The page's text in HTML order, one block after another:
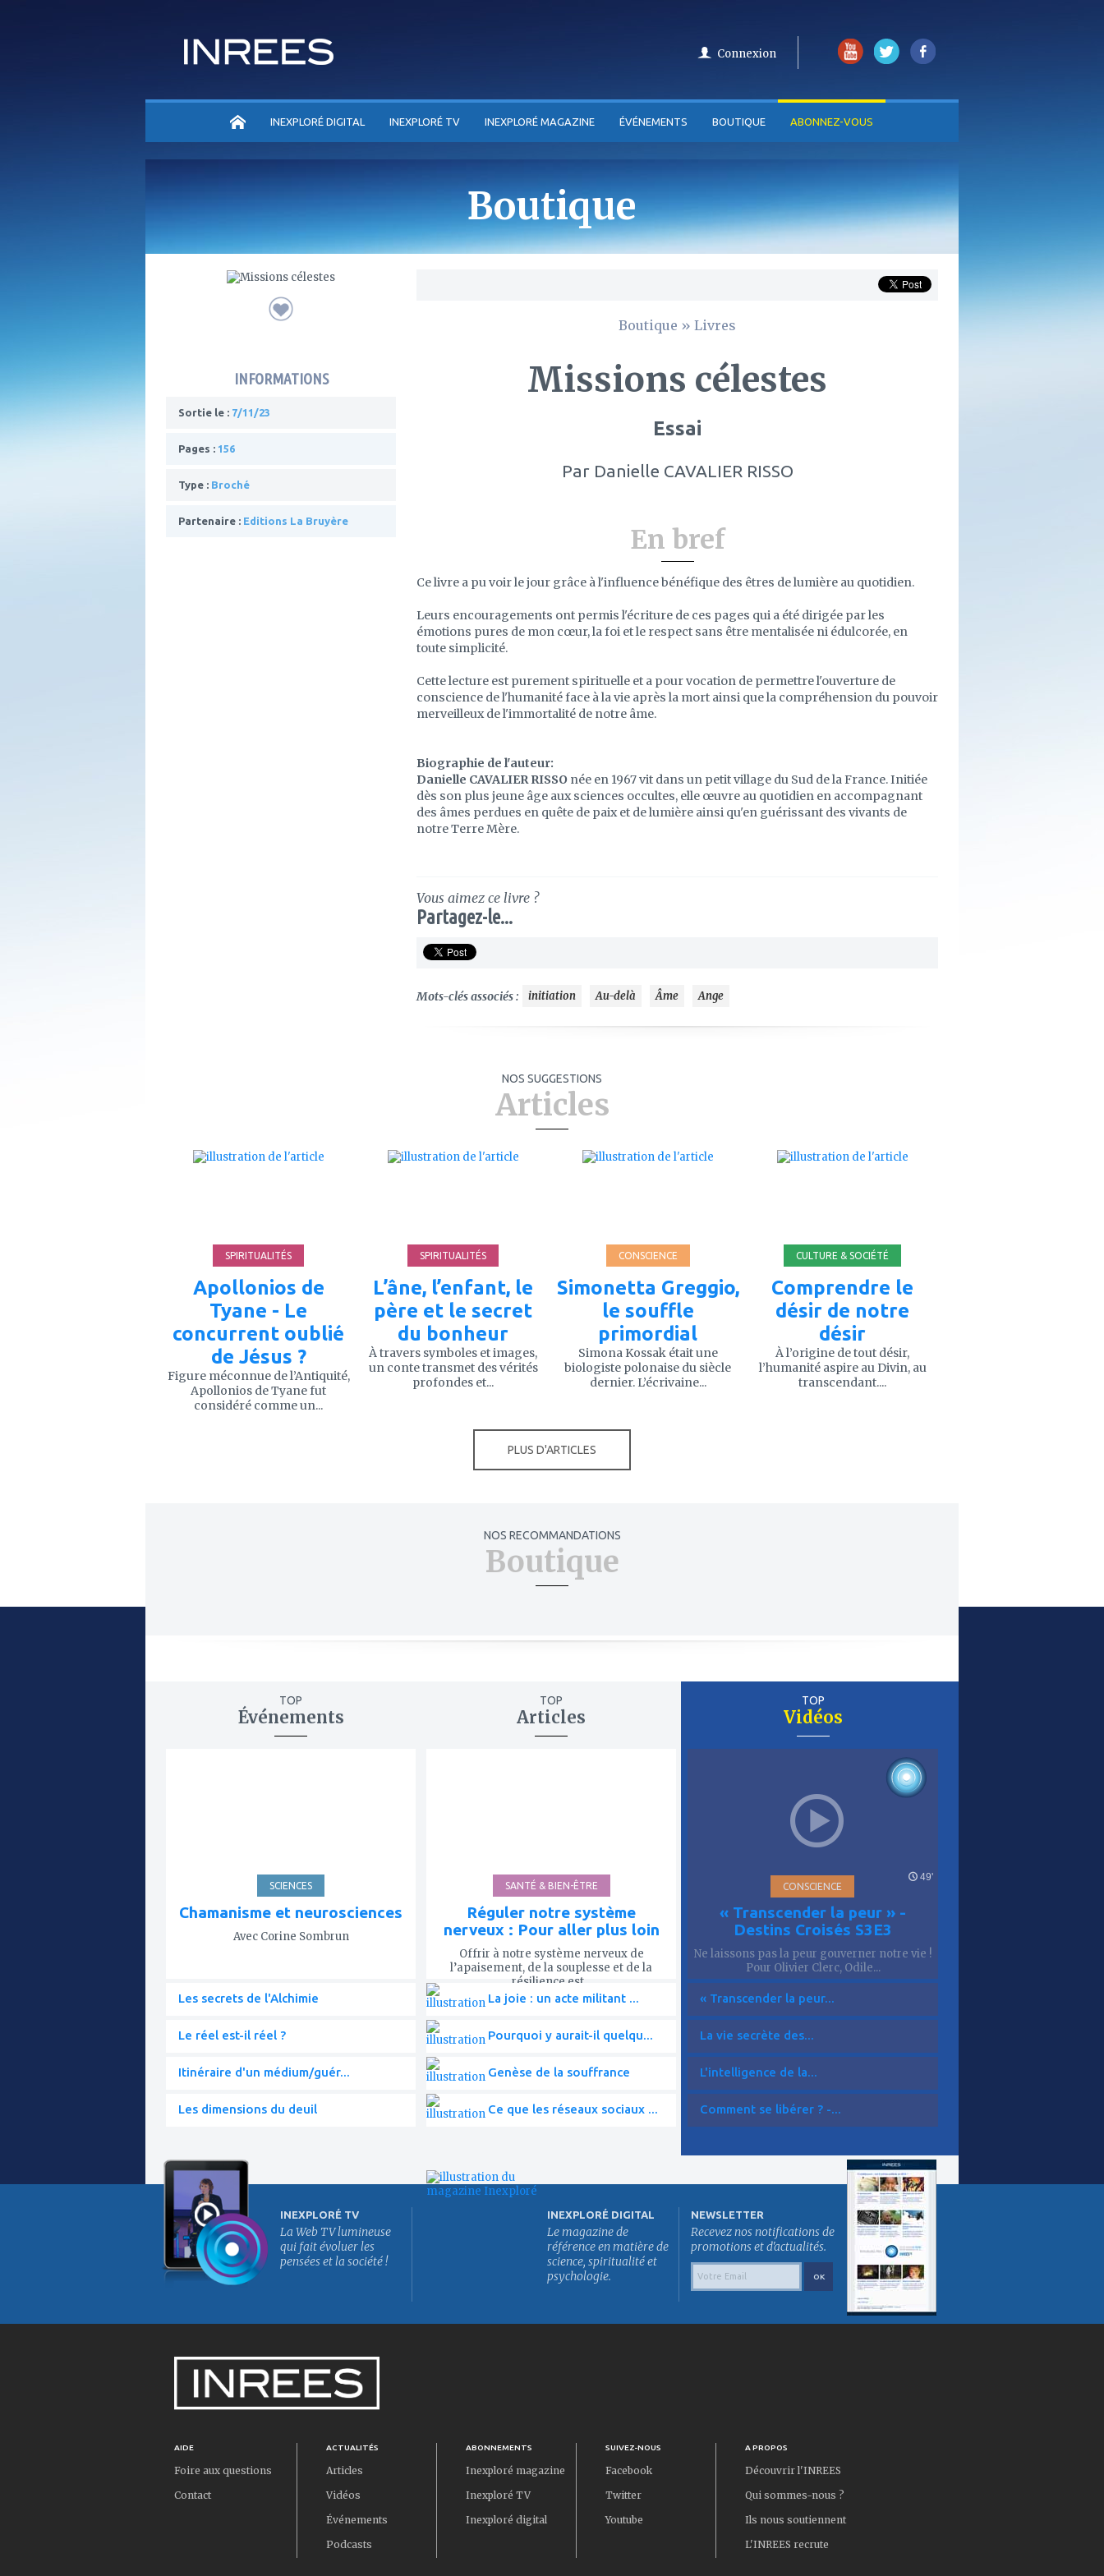
Connexion
ACCUEILINEXPLORÉ DIGITAL INEXPLORÉ TV INEXPLORÉ MAGAZINE ÉVÉNEMENTS BOUTIQUE ABONNEZ-VOUS
Boutique
INFORMATIONS
Sortie le : 7/11/23
Pages : 156
Type : Broché
Partenaire : Editions La Bruyère
Boutique » Livres
Missions célestes
Essai
ParDanielle CAVALIER RISSO
En bref
Ce livre a pu voir le jour grâce à l'influence bénéfique des êtres de lumière au quotidien.
Leurs encouragements ont permis l'écriture de ces pages qui a été dirigée par les
émotions pures de mon cœur, la foi et le respect sans être mentalisée ni édulcorée, en
toute simplicité.
Cette lecture est purement spirituelle et a pour vocation de permettre l'ouverture de
conscience de l'humanité face à la vie après la mort ainsi que la compréhension du pouvoir
merveilleux de l'immortalité de notre âme.
Biographie de l'auteur:
Danielle CAVALIER RISSO née en 1967 vit dans un petit village du Sud de la France. Initiée
dès son plus jeune âge aux sciences occultes, elle œuvre au quotidien en accompagnant
des âmes perdues en quête de paix et de lumière ainsi qu'en guérissant des vivants de
notre Terre Mère.
Vous aimez ce livre ?
Partagez-le...
Mots-clés associés : initiation Au-delà Âme Ange
NOS SUGGESTIONS
Articles
SPIRITUALITÉS
Apollonios de
Tyane - Le
concurrent oublié
de Jésus ?
Figure méconnue de l’Antiquité,
Apollonios de Tyane fut
considéré comme un...
SPIRITUALITÉS
L’âne, l’enfant, le
père et le secret
du bonheur
À travers symboles et images,
un conte transmet des vérités
profondes et...
CONSCIENCE
Simonetta Greggio,
le souffle
primordial
Simona Kossak était une
biologiste polonaise du siècle
dernier. L’écrivaine...
CULTURE & SOCIÉTÉ
Comprendre le
désir de notre
désir
À l’origine de tout désir,
l’humanité aspire au Divin, au
transcendant....
PLUS D'ARTICLES
NOS RECOMMANDATIONS
Boutique
TOP
Événements
SCIENCES
Chamanisme et neurosciences
Avec Corine Sombrun
Les secrets de l'Alchimie
Le réel est-il réel ?
Itinéraire d'un médium/guér...
Les dimensions du deuil
TOP
Articles
SANTÉ & BIEN-ÊTRE
Réguler notre système
nerveux : Pour aller plus loin
Offrir à notre système nerveux de
l’apaisement, de la souplesse et de la
résilience est...
La joie : un acte militant ...
Pourquoi y aurait-il quelqu...
Genèse de la souffrance
Ce que les réseaux sociaux ...
TOP
Vidéos
49'
CONSCIENCE
« Transcender la peur » -
Destins Croisés S3E3
Ne laissons pas la peur gouverner notre vie !
Pour Olivier Clerc, Odile...
« Transcender la peur...
La vie secrète des...
L'intelligence de la...
Comment se libérer ? -...
INEXPLORÉ TV
La Web TV lumineuse
qui fait évoluer les
pensées et la société !
INEXPLORÉ DIGITAL
Le magazine de
référence en matière de
science, spiritualité et
psychologie.
NEWSLETTER
Recevez nos notifications de
promotions et d'actualités.
AIDE
Foire aux questions
Contact
ACTUALITÉS
Articles
Vidéos
Événements
Podcasts
ABONNEMENTS
Inexploré magazine
Inexploré TV
Inexploré digital
SUIVEZ-NOUS
Facebook
Twitter
Youtube
A PROPOS
Découvrir l'INREES
Qui sommes-nous ?
Ils nous soutiennent
L'INREES recrute